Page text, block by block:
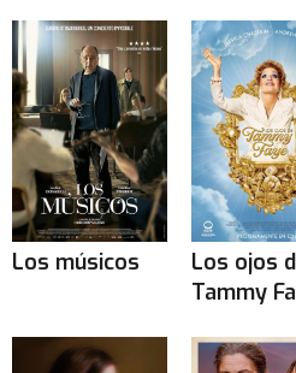
Los músicos
Los ojos
Tammy